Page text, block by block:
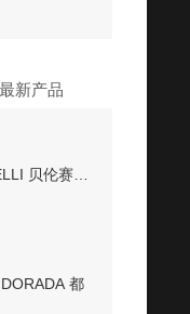
最新产品
贝伦赛丽
都